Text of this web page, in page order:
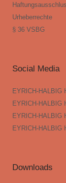
Urheberrechte
§ 36 VSBG
Social Media
EYRICH-HALBIG
EYRICH-HALBIG
EYRICH-HALBIG
EYRICH-HALBIG
Downloads